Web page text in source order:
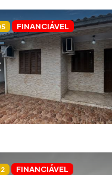
FINANCIÁVEL
FINANCIÁVEL